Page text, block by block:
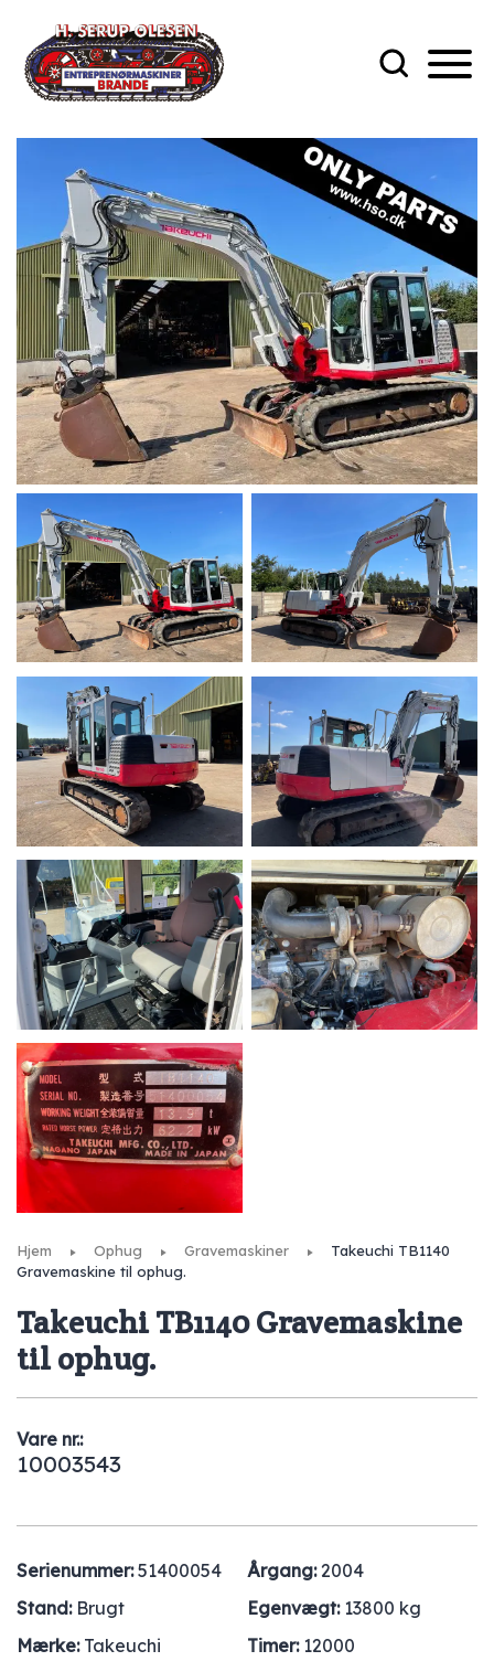
Hjem Ophug Gravemaskiner
Takeuchi TB1140
Gravemaskine til ophug.
Takeuchi TB1140 Gravemaskine
til ophug.
Vare nr.:
10003543
Serienummer:51400054 Årgang: 2004
Stand: Brugt Egenvægt: 13800 kg
Mærke: Takeuchi Timer: 12000